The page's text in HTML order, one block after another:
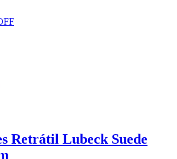
Retrátil Lubeck Suede